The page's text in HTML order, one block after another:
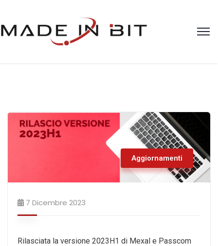
Aggiornamenti
7 Dicembre 2023
Rilasciata la versione 2023H1 di Mexal e Passcom